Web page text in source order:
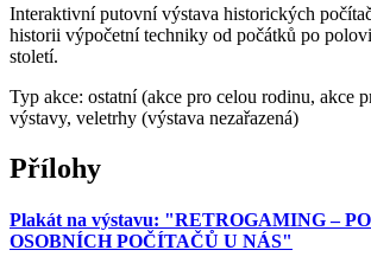
Interaktivní putovní výstava historických
historii výpočetní techniky od počátků po
století.
Typ akce: ostatní (akce pro celou rodinu, akce
výstavy, veletrhy (výstava nezařazená)
Přílohy
Plakát na výstavu: "RETROGAMING –
OSOBNÍCH POČÍTAČŮ U NÁS"